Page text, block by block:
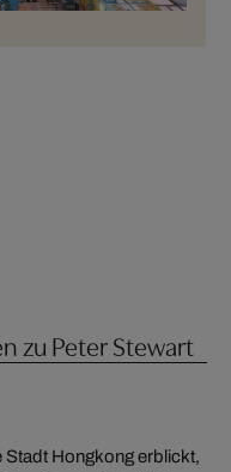
zu Peter Stewart
Stadt Hongkong erblickt,